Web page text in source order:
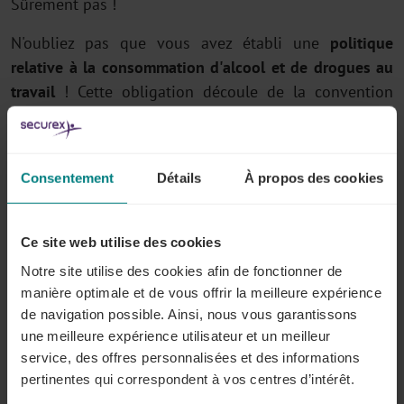
Consentement Détails À propos des cookies
Ce site web utilise des cookies
Notre site utilise des cookies afin de fonctionner de
manière optimale et de vous offrir la meilleure expérience
de navigation possible. Ainsi, nous vous garantissons
une meilleure expérience utilisateur et un meilleur
service, des offres personnalisées et des informations
pertinentes qui correspondent à vos centres d’intérêt.
N'oubliez pas que vous avez établi une politique
relative à la consommation d'alcool et de drogues au
travail ! Cette obligation découle de la convention
collective de travail n° 100, conclue par les
partenaires sociaux au sein du Conseil National du
Et si mon travailleur cause un dommage à autrui suite à
Votre responsabilité pourrait être engagée. En effet,
vous êtescivilement responsablede l'ensemble des
dommages causés à des tiers par le fait de votre
travailleurau cours de l’exercice du contrat de travail
Cette expression est interprétée de manière très large.